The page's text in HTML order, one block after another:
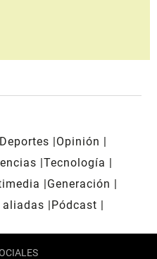
Deportes
Opinión
Tecnología
Generación
aliadas
Pódcast